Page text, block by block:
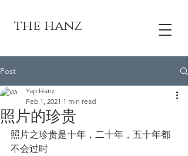
the hanz
Post
照片的珍贵
Yap Hanz
Feb 1, 2021 1 min read
照片之珍贵是十年，二十年，五十年都
不会过时